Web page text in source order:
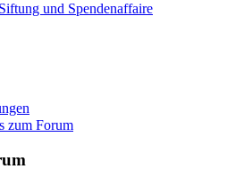
und Spendenaffaire
zum Forum